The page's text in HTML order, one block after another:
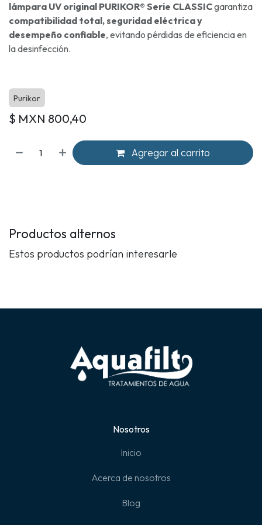
lámpara UV original PURIKOR® Serie CLASSICgarantiza
compatibilidad total, seguridad eléctrica y
desempeño confiable, evitando pérdidas de eficiencia en
la desinfección.
Purikor
$ MXN 800,40
Agregar al carrito
Productos alternos
Estos productos podrían interesarle
Nosotros
Inicio
Acerca de nosotros
Blog